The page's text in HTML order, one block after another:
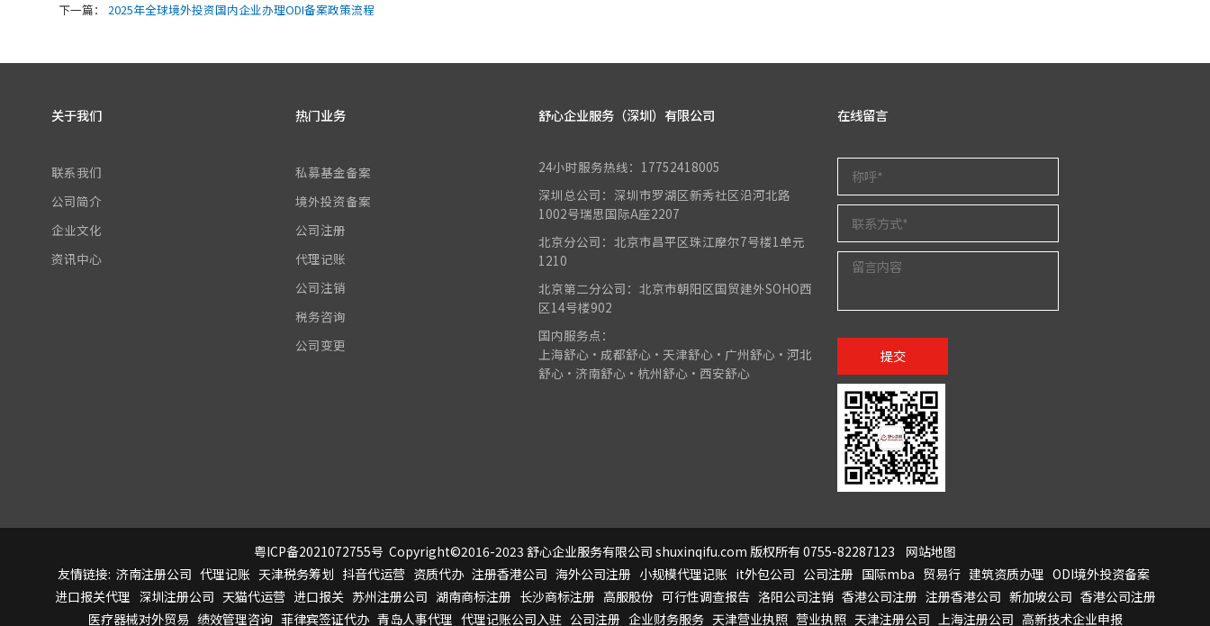
下一篇：
2025年全球境外投资国内企业办理ODI备案政策流程
关于我们
联系我们
公司简介
企业文化
资讯中心
热门业务
私募基金备案
境外投资备案
公司注册
代理记账
公司注销
税务咨询
公司变更
舒心企业服务（深圳）有限公司
24小时服务热线：17752418005
深圳总公司：深圳市罗湖区新秀社区沿河北路
1002号瑞思国际A座2207
北京分公司：北京市昌平区珠江摩尔7号楼1单元
1210
北京第二分公司：北京市朝阳区国贸建外SOHO西
区14号楼902
国内服务点：
上海舒心•成都舒心•天津舒心•广州舒心•河北
舒心•济南舒心•杭州舒心•西安舒心
在线留言
提交
粤ICP备2021072755号 Copyright©2016-2023 舒心企业服务有限公司 shuxinqifu.com 版权所有 0755-82287123
网站地图
友情链接: 济南注册公司 代理记账 天津税务筹划 抖音代运营 资质代办 注册香港公司 海外公司注册 小规模代理记账 it外包公司 公司注册 国际mba 贸易行 建筑资质办理 ODI境外投资备案
进口报关代理 深圳注册公司 天猫代运营 进口报关 苏州注册公司 湖南商标注册 长沙商标注册 高服股份 可行性调查报告 洛阳公司注销 香港公司注册 注册香港公司 新加坡公司 香港公司注册
医疗器械对外贸易 绩效管理咨询 菲律宾签证代办 青岛人事代理 代理记账公司入驻 公司注册 企业财务服务 天津营业执照 营业执照 天津注册公司 上海注册公司 高新技术企业申报